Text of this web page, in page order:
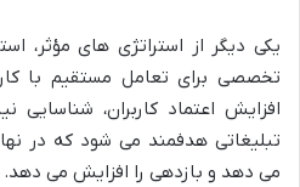
یکی دیگر از استراتژی های مؤثر،
تخصصی برای تعامل مستقیم با
افزایش اعتماد کاربران، شناسایی
تبلیغاتی هدفمند می شود که در
می دهد و بازدهی را افزایش می دهد.